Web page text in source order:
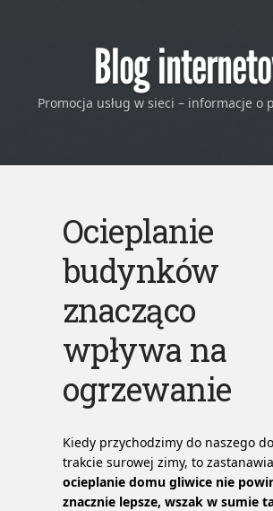
Blog
Promocja usług w sieci – informacje o
Ocieplanie
budynków
znacząco
wpływa na
ogrzewanie
Kiedy przychodzimy do naszego
trakcie surowej zimy, to
ocieplanie domu gliwice nie
znacznie lepsze, wszak w sumie